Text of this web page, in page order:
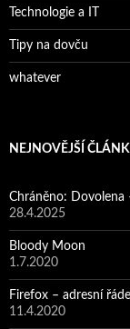
Technologie a IT
Tipy na dovču
whatever
NEJNOVĚJŠÍ
Chráněno: Dovolena
28.4.2025
Bloody Moon
1.7.2020
Firefox – adresní
11.4.2020